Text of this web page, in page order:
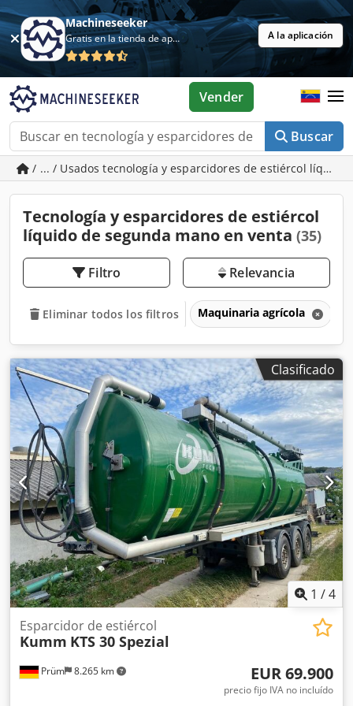
Machineseeker
Gratis en la tienda de aplicaciones A la aplicación
Buscar
Vender
/ ... / Usados tecnología y esparcidores de estiércol líquido
Tecnología y esparcidores de estiércol
líquido de segunda mano en venta (35)
Filtro Relevancia
Eliminar todos los filtros Maquinaria agrícola
Clasificado
1 /4
Prüm 8.265 km
Esparcidor de estiércol
Kumm KTS 30 Spezial
EUR 69.900
precio fijo IVA no incluído